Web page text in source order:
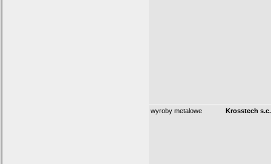
wyroby metalowe Krosstech s.c.